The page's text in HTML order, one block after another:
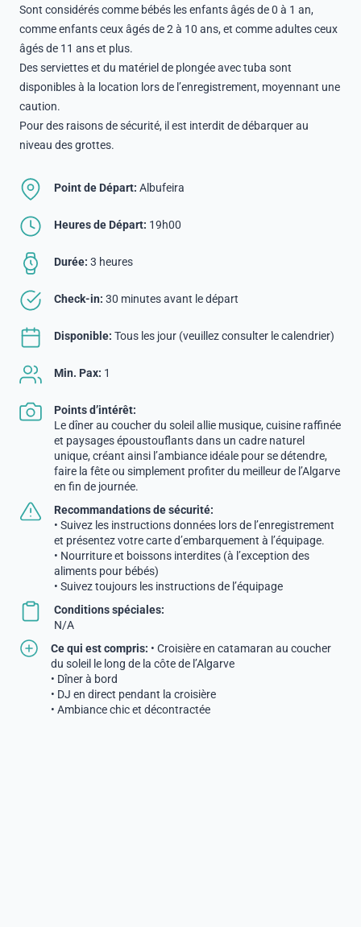
Sont considérés comme bébés les enfants âgés de 0 à 1 an,
comme enfants ceux âgés de 2 à 10 ans, et comme adultes ceux
âgés de 11 ans et plus.
Des serviettes et du matériel de plongée avec tuba sont
disponibles à la location lors de l’enregistrement, moyennant une
caution.
Pour des raisons de sécurité, il est interdit de débarquer au
niveau des grottes.
Point de Départ: Albufeira
Heures de Départ: 19h00
Durée: 3 heures
Check-in: 30 minutes avant le départ
Disponible: Tous les jour (veuillez consulter le calendrier)
Min. Pax: 1
Points d’intérêt:
Le dîner au coucher du soleil allie musique, cuisine raffinée
et paysages époustouflants dans un cadre naturel
unique, créant ainsi l’ambiance idéale pour se détendre,
faire la fête ou simplement profiter du meilleur de l’Algarve
en fin de journée.
Recommandations de sécurité:
• Suivez les instructions données lors de l’enregistrement
et présentez votre carte d’embarquement à l’équipage.
• Nourriture et boissons interdites (à l’exception des
aliments pour bébés)
• Suivez toujours les instructions de l’équipage
Conditions spéciales:
N/A
Ce qui est compris: • Croisière en catamaran au coucher
du soleil le long de la côte de l’Algarve
• Dîner à bord
• DJ en direct pendant la croisière
• Ambiance chic et décontractée